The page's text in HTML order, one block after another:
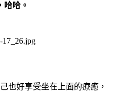
哈哈。
也好享受坐在上面的療癒，